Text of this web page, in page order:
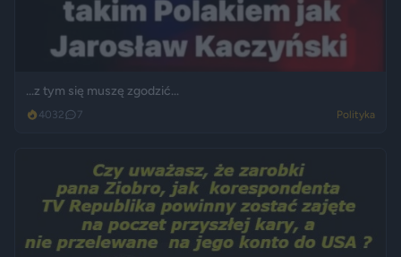
...z tym się muszę zgodzić...
4032 7 Polityka